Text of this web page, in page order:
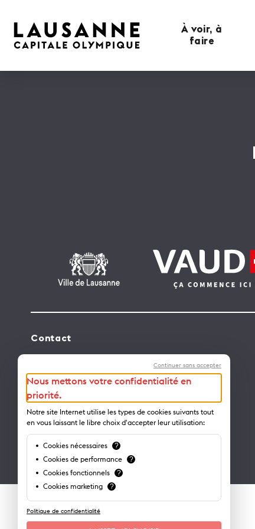
À voir, à
faire
Contact
Avenue de Rhodanie 2 – CP 975
1001 Lausanne – Suisse
info@lausanne-tourisme.ch
+41 21 613 73 73
Où nous trouver ?
Continuer sans accepter
Nous mettons votre confidentialité en
priorité.
Notre site Internet utilise les types de cookies suivants tout
en vous laissant le libre choix d'accepter leur utilisation:
Cookies nécessaires ?
Cookies de performance ?
Cookies fonctionnels ?
Cookies marketing ?
Politique de confidentialité